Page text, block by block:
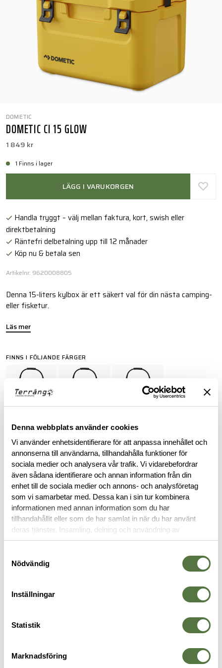
Denna webbplats använder cookies
Vi använder enhetsidentifierare för att anpassa innehållet och
annonserna till användarna, tillhandahålla funktioner för
sociala medier och analysera vår trafik. Vi vidarebefordrar
även sådana identifierare och annan information från din
enhet till de sociala medier och annons- och analysföretag
som vi samarbetar med. Dessa kan i sin tur kombinera
informationen med annan information som du har
tillhandahållit eller som de har samlat in när du har använt
deras tjänster. Insamling, delning och användning av
personuppgifter kan användas för personalisering av
Nödvändig
Inställningar
Statistik
Marknadsföring
DOMETIC
DOMETIC CI 15 GLOW
1 849 kr
1 Finns i lager
LÄGG I VARUKORGEN
Handla tryggt – välj mellan faktura, kort, swish eller
direktbetalning
Räntefri delbetalning upp till 12 månader
Köp nu & betala sen
Artikelnr: 9620008805
Denna 15-liters kylbox är ett säkert val för din nästa camping-
eller fisketur.
Läs mer
FINNS I FÖLJANDE FÄRGER
BESKRIVNING
SPECIFIKATIONER
RECENSIONER
OM VARUMÄRKET